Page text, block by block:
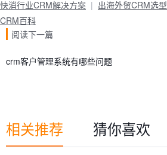
快消行业CRM解决方案
出海外贸CRM选型
CRM百科
阅读下一篇
crm客户管理系统有哪些问题
相关推荐 猜你喜欢